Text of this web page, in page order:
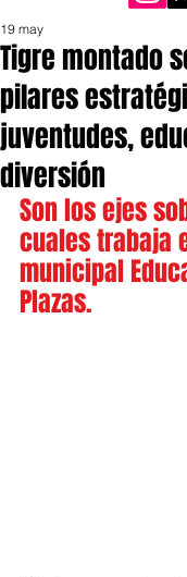
Tigre montado
pilares
juventudes,
diversión
19 may
Son los ejes
cuales trabaja
municipal
Plazas.